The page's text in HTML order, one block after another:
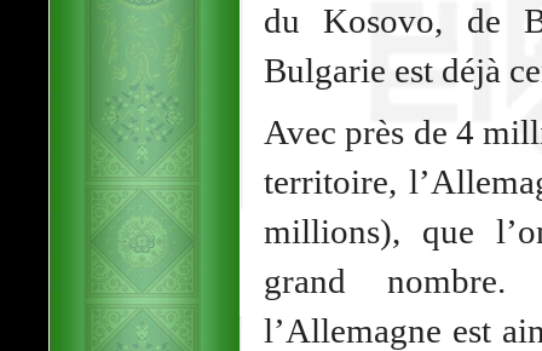
du Kosovo, de
Bulgarie est déjà
Avec près de 4
territoire,
millions), que
grand
l’Allemagne est